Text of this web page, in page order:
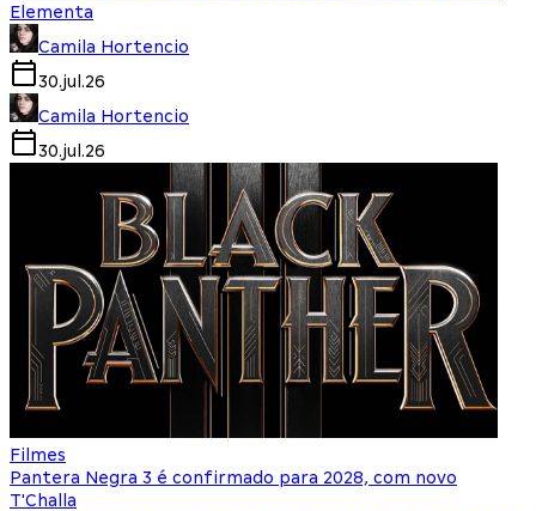
Elementa
Camila Hortencio
30.jul.26
Camila Hortencio
30.jul.26
Filmes
Pantera Negra 3 é confirmado para 2028, com novo
T'Challa